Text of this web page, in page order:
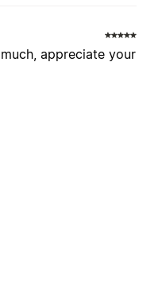
appreciate your